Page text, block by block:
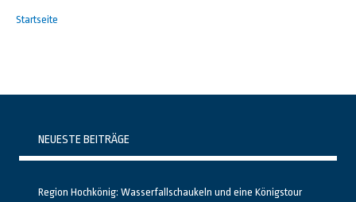
Startseite
NEUESTE BEITRÄGE
Region Hochkönig: Wasserfallschaukeln und eine Königstour